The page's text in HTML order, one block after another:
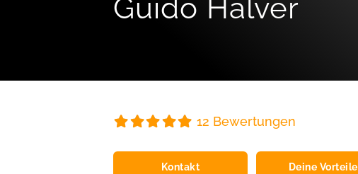
Guido Halver
12 Bewertungen
Kontakt Deine Vorteile